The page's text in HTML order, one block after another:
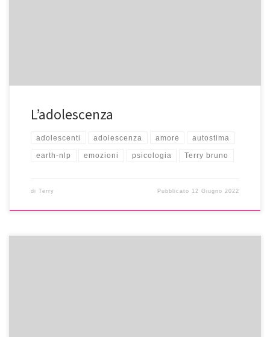
L’adolescenza
adolescenti adolescenza amore autostima
earth-nlp emozioni psicologia Terry bruno
di Terry Pubblicato 12 Giugno 2022